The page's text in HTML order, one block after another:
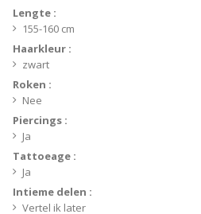
Lengte :
155-160 cm
Haarkleur :
zwart
Roken :
Nee
Piercings :
Ja
Tattoeage :
Ja
Intieme delen :
Vertel ik later